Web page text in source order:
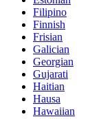
Filipino
Finnish
Frisian
Galician
Georgian
Gujarati
Haitian
Hausa
Hawaiian